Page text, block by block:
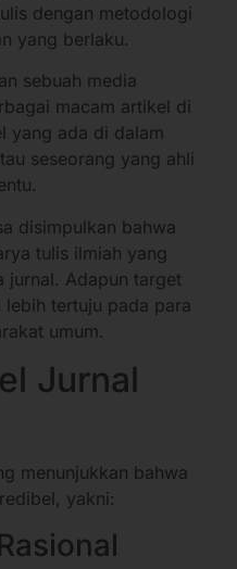
dengan metodologi
yang berlaku.
sebuah media
macam artikel di
yang ada di dalam
seseorang yang ahli
disimpulkan bahwa
tulis ilmiah yang
jurnal. Adapun target
tertuju pada para
umum.
Jurnal
menunjukkan bahwa
yakni: